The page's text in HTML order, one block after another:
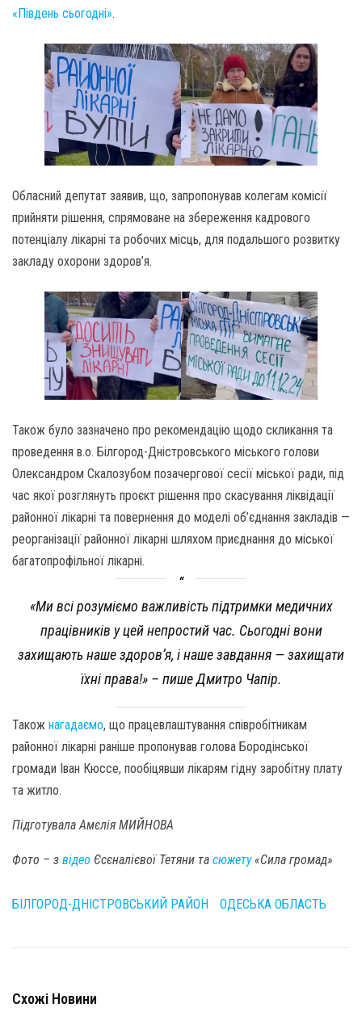
«Південь сьогодні».
Обласний депутат заявив, що, запропонував колегам комісії
прийняти рішення, спрямоване на збереження кадрового
потенціалу лікарні та робочих місць, для подальшого розвитку
закладу охорони здоров’я.
Також було зазначено про рекомендацію щодо скликання та
проведення в.о. Білгород-Дністровського міського голови
Олександром Скалозубом позачергової сесії міської ради, під
час якої розглянуть проєкт рішення про скасування ліквідації
районної лікарні та повернення до моделі об’єднання закладів —
реорганізації районної лікарні шляхом приєднання до міської
багатопрофільної лікарні.
«Ми всі розуміємо важливість підтримки медичних
працівників у цей непростий час. Сьогодні вони
захищають наше здоров’я, і наше завдання — захищати
їхні права!» – пише Дмитро Чапір.
Також нагадаємо, що працевлаштування співробітникам
районної лікарні раніше пропонував голова Бородінської
громади Іван Кюссе, пообіцявши лікарям гідну заробітну плату
та житло.
Підготувала Амєлія МИЙНОВА
Фото – з відео Єсєналієвої Тетяни та сюжету«Сила громад»
БІЛГОРОД-ДНІСТРОВСЬКИЙ РАЙОН ОДЕСЬКА ОБЛАСТЬ
Схожі Новини